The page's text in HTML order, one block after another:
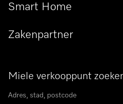
Miele verkooppunt
Smart Home
Zakenpartner